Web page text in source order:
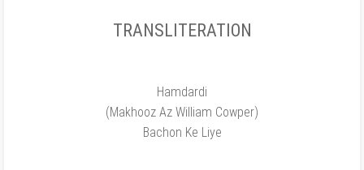
TRANSLITERATION
Hamdardi
(Makhooz Az William Cowper)
Bachon Ke Liye